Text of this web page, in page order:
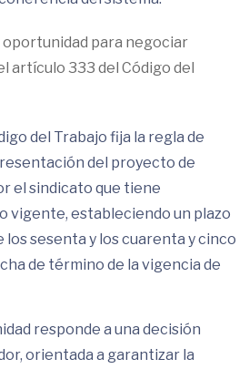
para negociar
artículo 333 del Código del
del Trabajo fija la regla de
del proyecto de
el sindicato que tiene
vigente, estableciendo un plazo
sesenta y los cuarenta y cinco
de término de la vigencia de
responde a una decisión
orientada a garantizar la